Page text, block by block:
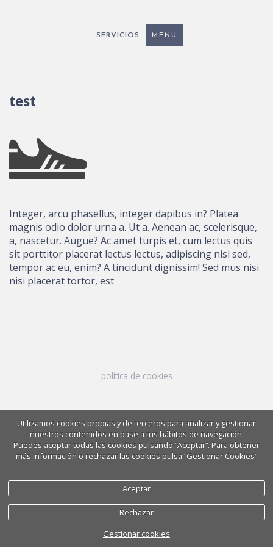
SERVICIOS MENU
test
Integer, arcu phasellus, integer dapibus in? Platea
magnis odio dolor urna a. Ut a. Aenean ac, scelerisque,
a, nascetur. Augue? Ac amet turpis et, cum lectus quis
sit porttitor placerat lectus lectus, adipiscing nisi sed,
tempor ac eu, enim? A tincidunt dignissim! Sed mus nisi
nisi placerat tortor, est
política de cookies
Utilizamos cookies propias y de terceros para analizar y gestionar
nuestros contenidos en base a tus hábitos de navegación.
Puedes aceptar todas las cookies pulsando “Aceptar”. Para obtener
más información o rechazar las cookies pulsa “Gestionar Cookies“
Aceptar
Rechazar
Gestionar cookies